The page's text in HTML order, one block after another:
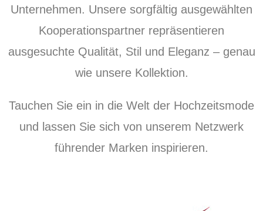
Unternehmen. Unsere sorgfältig ausgewählten
Kooperationspartner repräsentieren
ausgesuchte Qualität, Stil und Eleganz – genau
wie unsere Kollektion.
Tauchen Sie ein in die Welt der Hochzeitsmode
und lassen Sie sich von unserem Netzwerk
führender Marken inspirieren.